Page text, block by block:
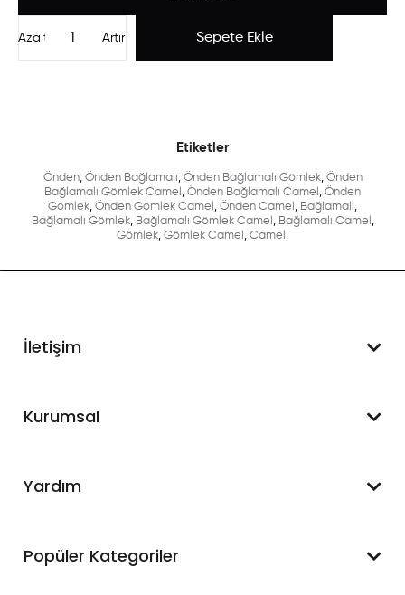
Artır
Azalt
Etiketler
Önden, Önden Bağlamalı, Önden Bağlamalı Gömlek, Önden
Bağlamalı Gömlek Camel , Önden Bağlamalı Camel , Önden
Gömlek, Önden Gömlek Camel , Önden Camel , Bağlamalı,
Bağlamalı Gömlek, Bağlamalı Gömlek Camel , Bağlamalı Camel ,
Gömlek, Gömlek Camel , Camel ,
İletişim
WhatsApp Destek
Kurumsal
Hakkımızda
Blog
Yardım
Hesabım
Popüler Kategoriler